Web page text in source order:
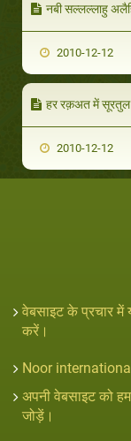
नबी सल्लल्लाहु
2010-12-12
हर रक़अत में सूरतुल
2010-12-12
वेबसाइट के प्रचार में
करें।
Noor
अपनी वेबसाइट को
जोड़ें।